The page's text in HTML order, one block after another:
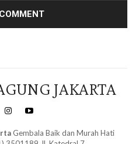
JAKARTA
Gembala Baik dan Murah Hati